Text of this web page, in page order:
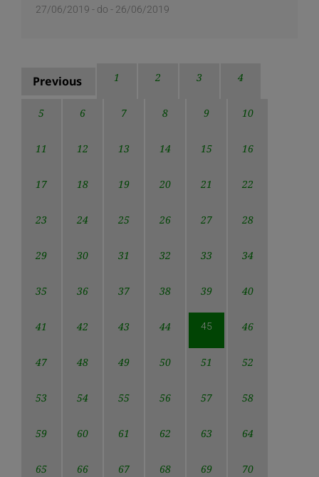
27/06/2019 - do - 26/06/2019
Previous 1 2 3 4
5 6 7 8 9 10
11 12 13 14 15 16
17 18 19 20 21 22
23 24 25 26 27 28
29 30 31 32 33 34
35 36 37 38 39 40
41 42 43 44 45 46
47 48 49 50 51 52
53 54 55 56 57 58
59 60 61 62 63 64
65 66 67 68 69 70